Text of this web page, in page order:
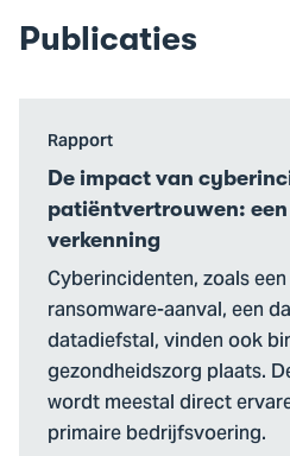
Publicaties
Ga
naar
De
impact
van
cyberincidenten
op
patiëntvertrouwen:
een
verkenning
Rapport
De impact van
patiëntvertrouwen: een
verkenning
Cyberincidenten, zoals een
ransomware-aanval, een
datadiefstal, vinden ook
gezondheidszorg plaats.
wordt meestal direct
primaire bedrijfsvoering.